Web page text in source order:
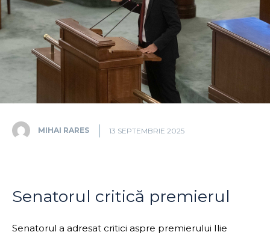
MIHAI RARES 13 SEPTEMBRIE 2025
Senatorul critică premierul
Senatorul a adresat critici aspre premierului Ilie